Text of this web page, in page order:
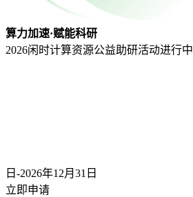
算力加速·赋能科研
2026闲时计算资源公益助研活动进行中
日-2026年12月31 日
立即申请